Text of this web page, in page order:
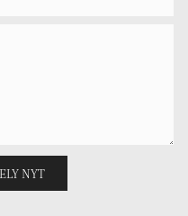
NYT